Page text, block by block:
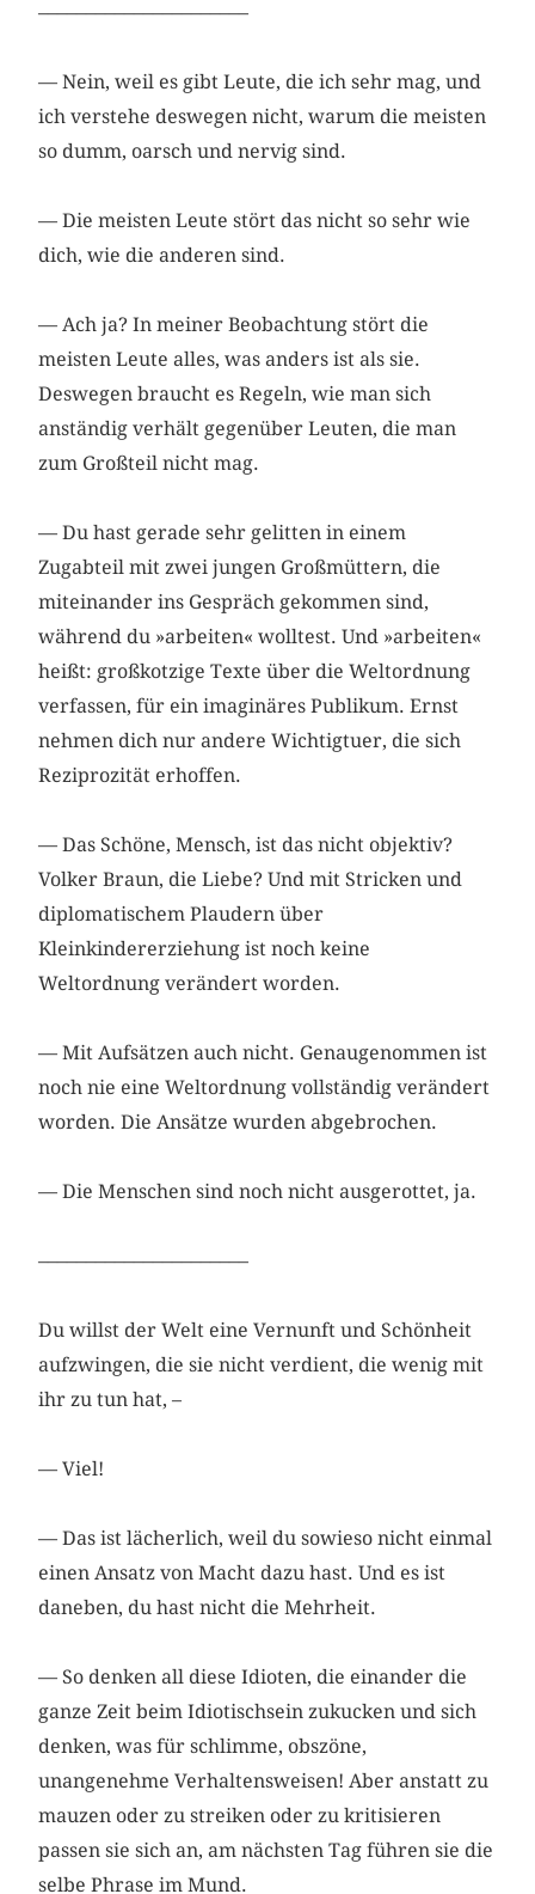
––––––––––––––––––––––
— Nein, weil es gibt Leute, die ich sehr mag, und
ich verstehe deswegen nicht, warum die meisten
so dumm, oarsch und nervig sind.
— Die meisten Leute stört das nicht so sehr wie
dich, wie die anderen sind.
— Ach ja? In meiner Beobachtung stört die
meisten Leute alles, was anders ist als sie.
Deswegen braucht es Regeln, wie man sich
anständig verhält gegenüber Leuten, die man
zum Großteil nicht mag.
— Du hast gerade sehr gelitten in einem
Zugabteil mit zwei jungen Großmüttern, die
miteinander ins Gespräch gekommen sind,
während du »arbeiten« wolltest. Und »arbeiten«
heißt: großkotzige Texte über die Weltordnung
verfassen, für ein imaginäres Publikum. Ernst
nehmen dich nur andere Wichtigtuer, die sich
Reziprozität erhoffen.
— Das Schöne, Mensch, ist das nicht objektiv?
Volker Braun, die Liebe? Und mit Stricken und
diplomatischem Plaudern über
Kleinkindererziehung ist noch keine
Weltordnung verändert worden.
— Mit Aufsätzen auch nicht. Genaugenommen ist
noch nie eine Weltordnung vollständig verändert
worden. Die Ansätze wurden abgebrochen.
— Die Menschen sind noch nicht ausgerottet, ja.
––––––––––––––––––––––
Du willst der Welt eine Vernunft und Schönheit
aufzwingen, die sie nicht verdient, die wenig mit
ihr zu tun hat, –
— Viel!
— Das ist lächerlich, weil du sowieso nicht einmal
einen Ansatz von Macht dazu hast. Und es ist
daneben, du hast nicht die Mehrheit.
— So denken all diese Idioten, die einander die
ganze Zeit beim Idiotischsein zukucken und sich
denken, was für schlimme, obszöne,
unangenehme Verhaltensweisen! Aber anstatt zu
mauzen oder zu streiken oder zu kritisieren
passen sie sich an, am nächsten Tag führen sie die
selbe Phrase im Mund.